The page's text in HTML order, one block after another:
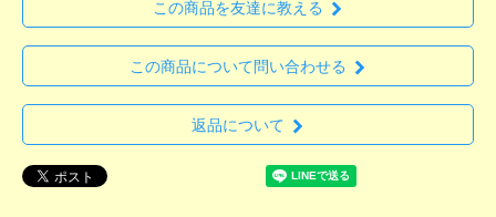
この商品を友達に教える
この商品について問い合わせる
返品について